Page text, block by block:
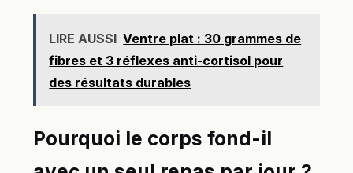
LIRE AUSSI Ventre plat : 30 grammes de
fibres et 3 réflexes anti-cortisol pour
des résultats durables
Pourquoi le corps fond-il